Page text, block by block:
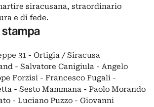
siracusana, straordinario
e di fede.
31 - Ortigia / Siracusa
- Salvatore Canigiula - Angelo
Forzisi - Francesco Fugali -
- Sesto Mammana - Paolo Morando
- Luciano Puzzo - Giovanni